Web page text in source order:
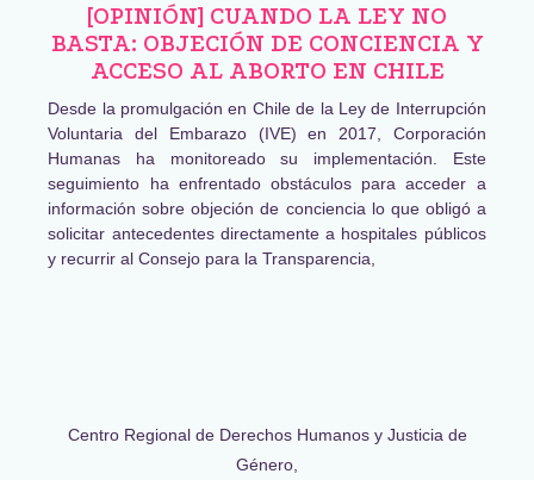
[OPINIÓN] CUANDO LA LEY NO
BASTA: OBJECIÓN DE CONCIENCIA Y
ACCESO AL ABORTO EN CHILE
Desde la promulgación en Chile de la Ley de Interrupción
Voluntaria del Embarazo (IVE) en 2017, Corporación
Humanas ha monitoreado su implementación. Este
seguimiento ha enfrentado obstáculos para acceder a
información sobre objeción de conciencia lo que obligó a
solicitar antecedentes directamente a hospitales públicos
y recurrir al Consejo para la Transparencia,
Centro Regional de Derechos Humanos y Justicia de
Género,